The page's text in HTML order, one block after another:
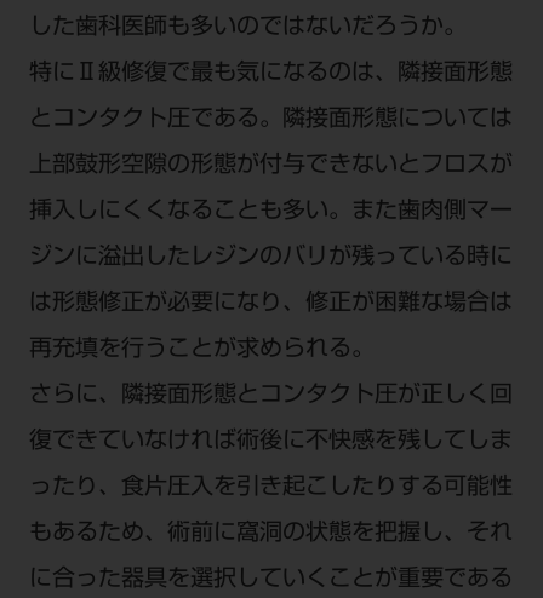
した歯科医師も多いのではないだろうか。
特にⅡ級修復で最も気になるのは、隣接面形態
とコンタクト圧である。隣接面形態については
上部鼓形空隙の形態が付与できないとフロスが
挿入しにくくなることも多い。また歯肉側マー
ジンに溢出したレジンのバリが残っている時に
は形態修正が必要になり、修正が困難な場合は
再充填を行うことが求められる。
さらに、隣接面形態とコンタクト圧が正しく回
復できていなければ術後に不快感を残してしま
ったり、食片圧入を引き起こしたりする可能性
もあるため、術前に窩洞の状態を把握し、それ
に合った器具を選択していくことが重要である